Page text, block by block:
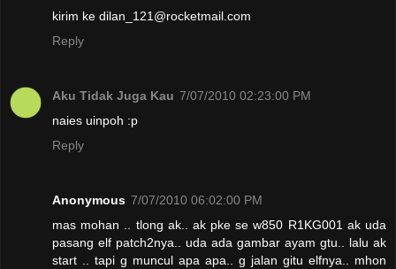
kirim ke dilan_121@rocketmail.com
Reply
Aku Tidak Juga Kau 7/07/2010 02:23:00 PM
naies uinpoh :p
Reply
Anonymous 7/07/2010 06:02:00 PM
mas mohan .. tlong ak.. ak pke se w850 R1KG001 ak uda
pasang elf patch2nya.. uda ada gambar ayam gtu.. lalu ak
start .. tapi g muncul apa apa.. g jalan gitu elfnya.. mhon